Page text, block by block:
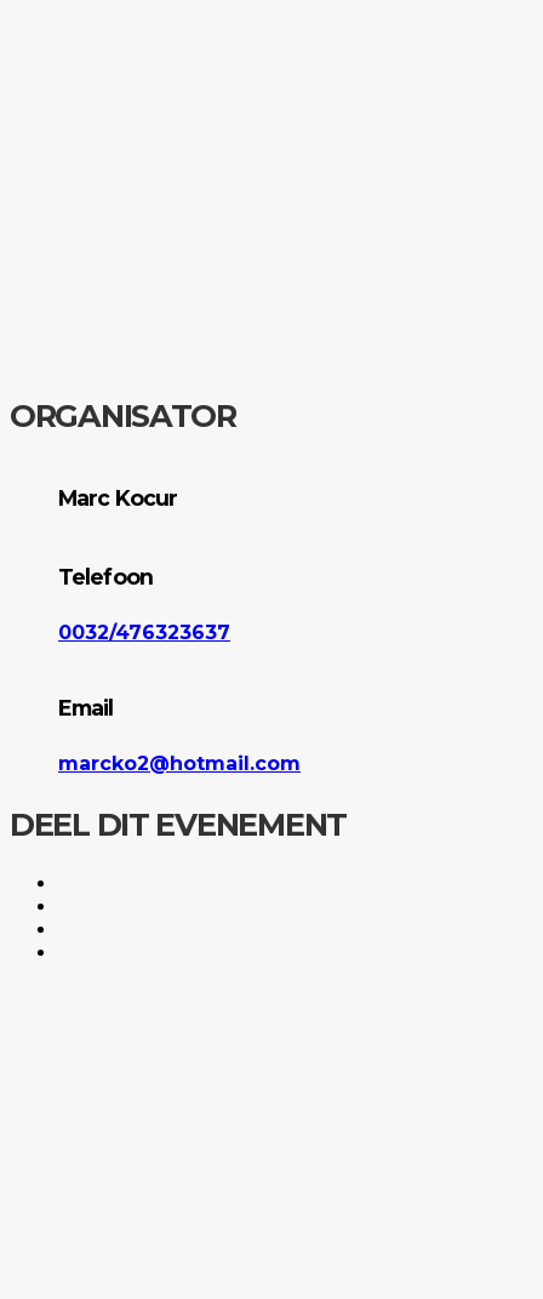
ORGANISATOR
Marc Kocur
Telefoon
0032/476323637
Email
marcko2@hotmail.com
DEEL DIT EVENEMENT